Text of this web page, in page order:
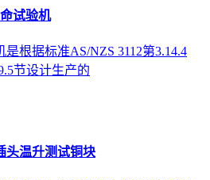
试验机
根据标准AS/NZS 3112第3.14.4
节设计生产的
头温升测试铜块